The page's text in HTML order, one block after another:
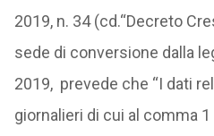
2019, n. 34 (cd.“Decreto
sede di conversione dalla
2019, prevede che “I dati
giornalieri di cui al comma